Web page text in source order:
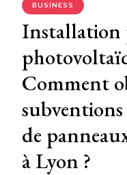
BUSINESS
Installation
Comment
de
à Lyon ?